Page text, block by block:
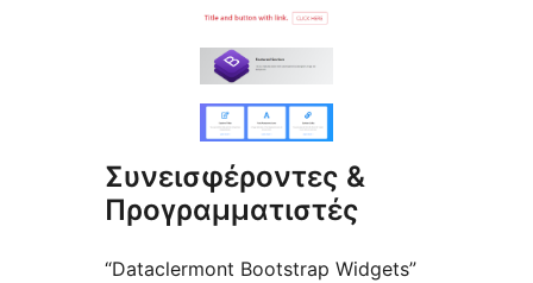
Συνεισφέροντες &
Προγραμματιστές
“Dataclermont Bootstrap Widgets”